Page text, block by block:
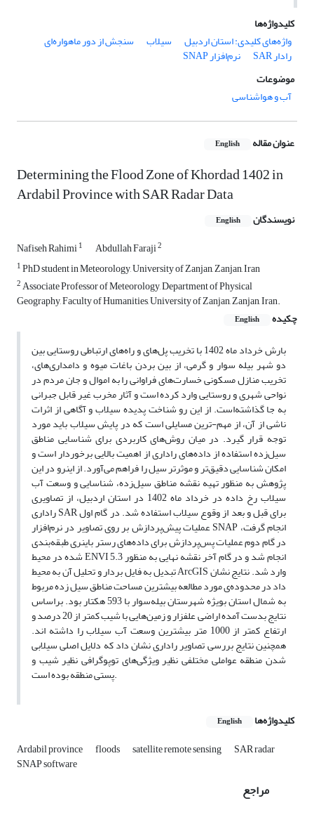
کلیدواژه‌ها
واژه‌های کلیدی: استان اردبیل
سیلاب سنجش از دور ماهواره‌ای
رادار SAR
نرم‌افزار SNAP
موضوعات
آب و هواشناسی
عنوان مقاله English
Determining the Flood Zone of Khordad 1402 in
Ardabil Province with SAR Radar Data
نویسندگان English
Nafiseh Rahimi1 Abdullah Faraji2
1PhD student in Meteorology, University of Zanjan, Zanjan, Iran
2Associate Professor of Meteorology, Department of Physical
Geography, Faculty of Humanities, University of Zanjan, Zanjan, Iran.
چکیده
English
بارش خرداد ماه 1402 با تخریب پل‌های و راه‌های ارتباطی روستایی بین
دو شهر بیله سوار و گرمی، از بین بردن باغات میوه و دامداری‌های،
تخریب منازل مسکونی خسارت‌های فراوانی را به اموال و جان مردم در
نواحی شهری و روستایی وارد کرده است و آثار مخرب غیر قابل جبرانی
به جا گذاشته‌است. از این رو شناخت پدیده سیلاب و آگاهی از اثرات
ناشی از آن، از مهم-ترین مسایلی است که در پایش سیلاب باید مورد
توجه قرار گیرد. در میان روش‌های کاربردی برای شناسایی مناطق
سیل‌زده استفاده از داده‌های راداری از اهمیت بالایی برخوردار است و
امکان شناسایی دقیق‌تر و موثرتر سیل را فراهم می‌آورد. از اینرو در این
پژوهش به منظور تهیه نقشه مناطق سیل‌زده، شناسایی و وسعت آب
سیلاب رخ داده در خرداد ماه 1402 در استان اردبیل، از تصاویری
راداری SAR برای قبل و بعد از وقوع سیلاب استفاده شد. در گام اول
عملیات پیش‌پردازش بر روی تصاویر در نرم‌افزار SNAP انجام گرفت،
در گام دوم عملیات پس‌پردازش برای داده‌های رستر باینری طبقه‌بندی
شده در محیط ENVI 5.3 انجام شد و در گام آخر نقشه نهایی به منظور
تبدیل به فایل بردار و تحلیل آن به محیط ArcGIS وارد شد. نتایج نشان
داد در محدوده‌ی مورد مطالعه بیشترین مساحت مناطق سیل زده مربوط
به شمال استان بویژه شهرستان بیله‌سوار با 593 هکتار بود. براساس
نتایج بدست آمده اراضی علفزار و زمین‌هایی با شیب کمتر از 20 درصد و
ارتفاع کمتر از 1000 متر بیشترین وسعت آب سیلاب را داشته اند.
همچنین نتایج بررسی تصاویر راداری نشان داد که دلایل اصلی سیلابی
شدن منطقه عواملی مختلفی نظیر ویژگی‌های توپوگرافی نظیر شیب و
پستی منطقه بوده است.
کلیدواژه‌ها English
Ardabil province floods satellite remote sensing SAR radar
SNAP software
مراجع